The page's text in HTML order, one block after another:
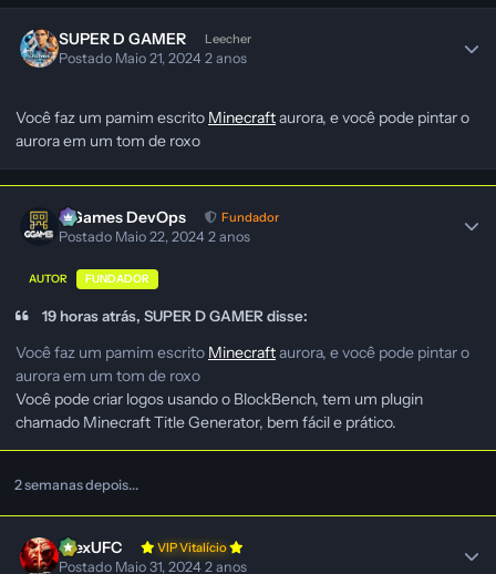
SUPER D GAMER Leecher
Postado Maio 21, 20242 anos
Você faz um pamim escrito Minecraftaurora, e você pode pintar o
aurora em um tom de roxo
GGames DevOps Fundador
Postado Maio 22, 20242 anos
AUTOR FUNDADOR
19 horas atrás, SUPER D GAMER disse:
Você faz um pamim escrito Minecraftaurora, e você pode pintar o
aurora em um tom de roxo
Você pode criar logos usando o BlockBench, tem um plugin
chamado Minecraft Title Generator, bem fácil e prático.
2 semanas depois...
AlexUFC VIP Vitalício
Postado Maio 31, 20242 anos